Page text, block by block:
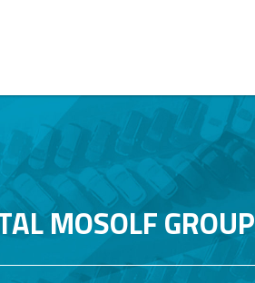
MOSOLF GROUP